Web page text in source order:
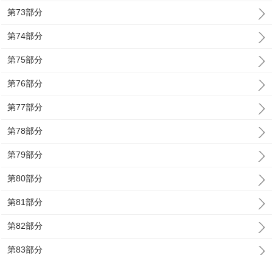
第73部分
第74部分
第75部分
第76部分
第77部分
第78部分
第79部分
第80部分
第81部分
第82部分
第83部分